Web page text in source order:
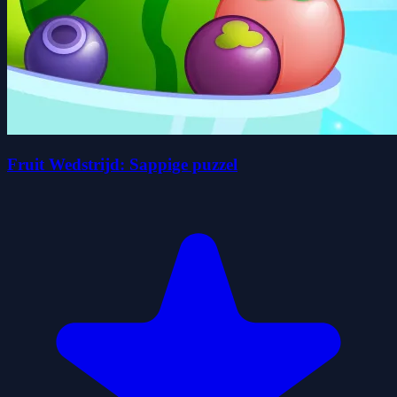
Fruit Wedstrijd: Sappige puzzel